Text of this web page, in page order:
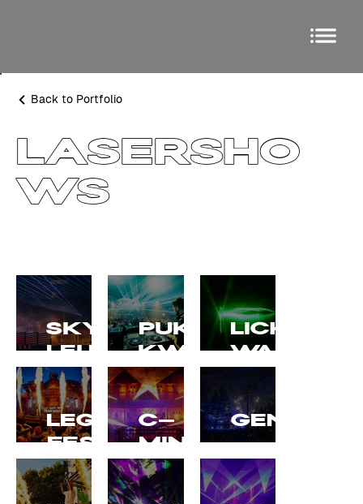
Back to Portfolio
LASERSHO
WS
SKYSOUND
LEUVEN
PUKKELPOP
KWARTIER
LICHT
LEGACY
FESTIVAL
C-
MINE
GENK